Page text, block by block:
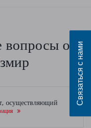
вопросы о
осуществляющий
Связаться с нами